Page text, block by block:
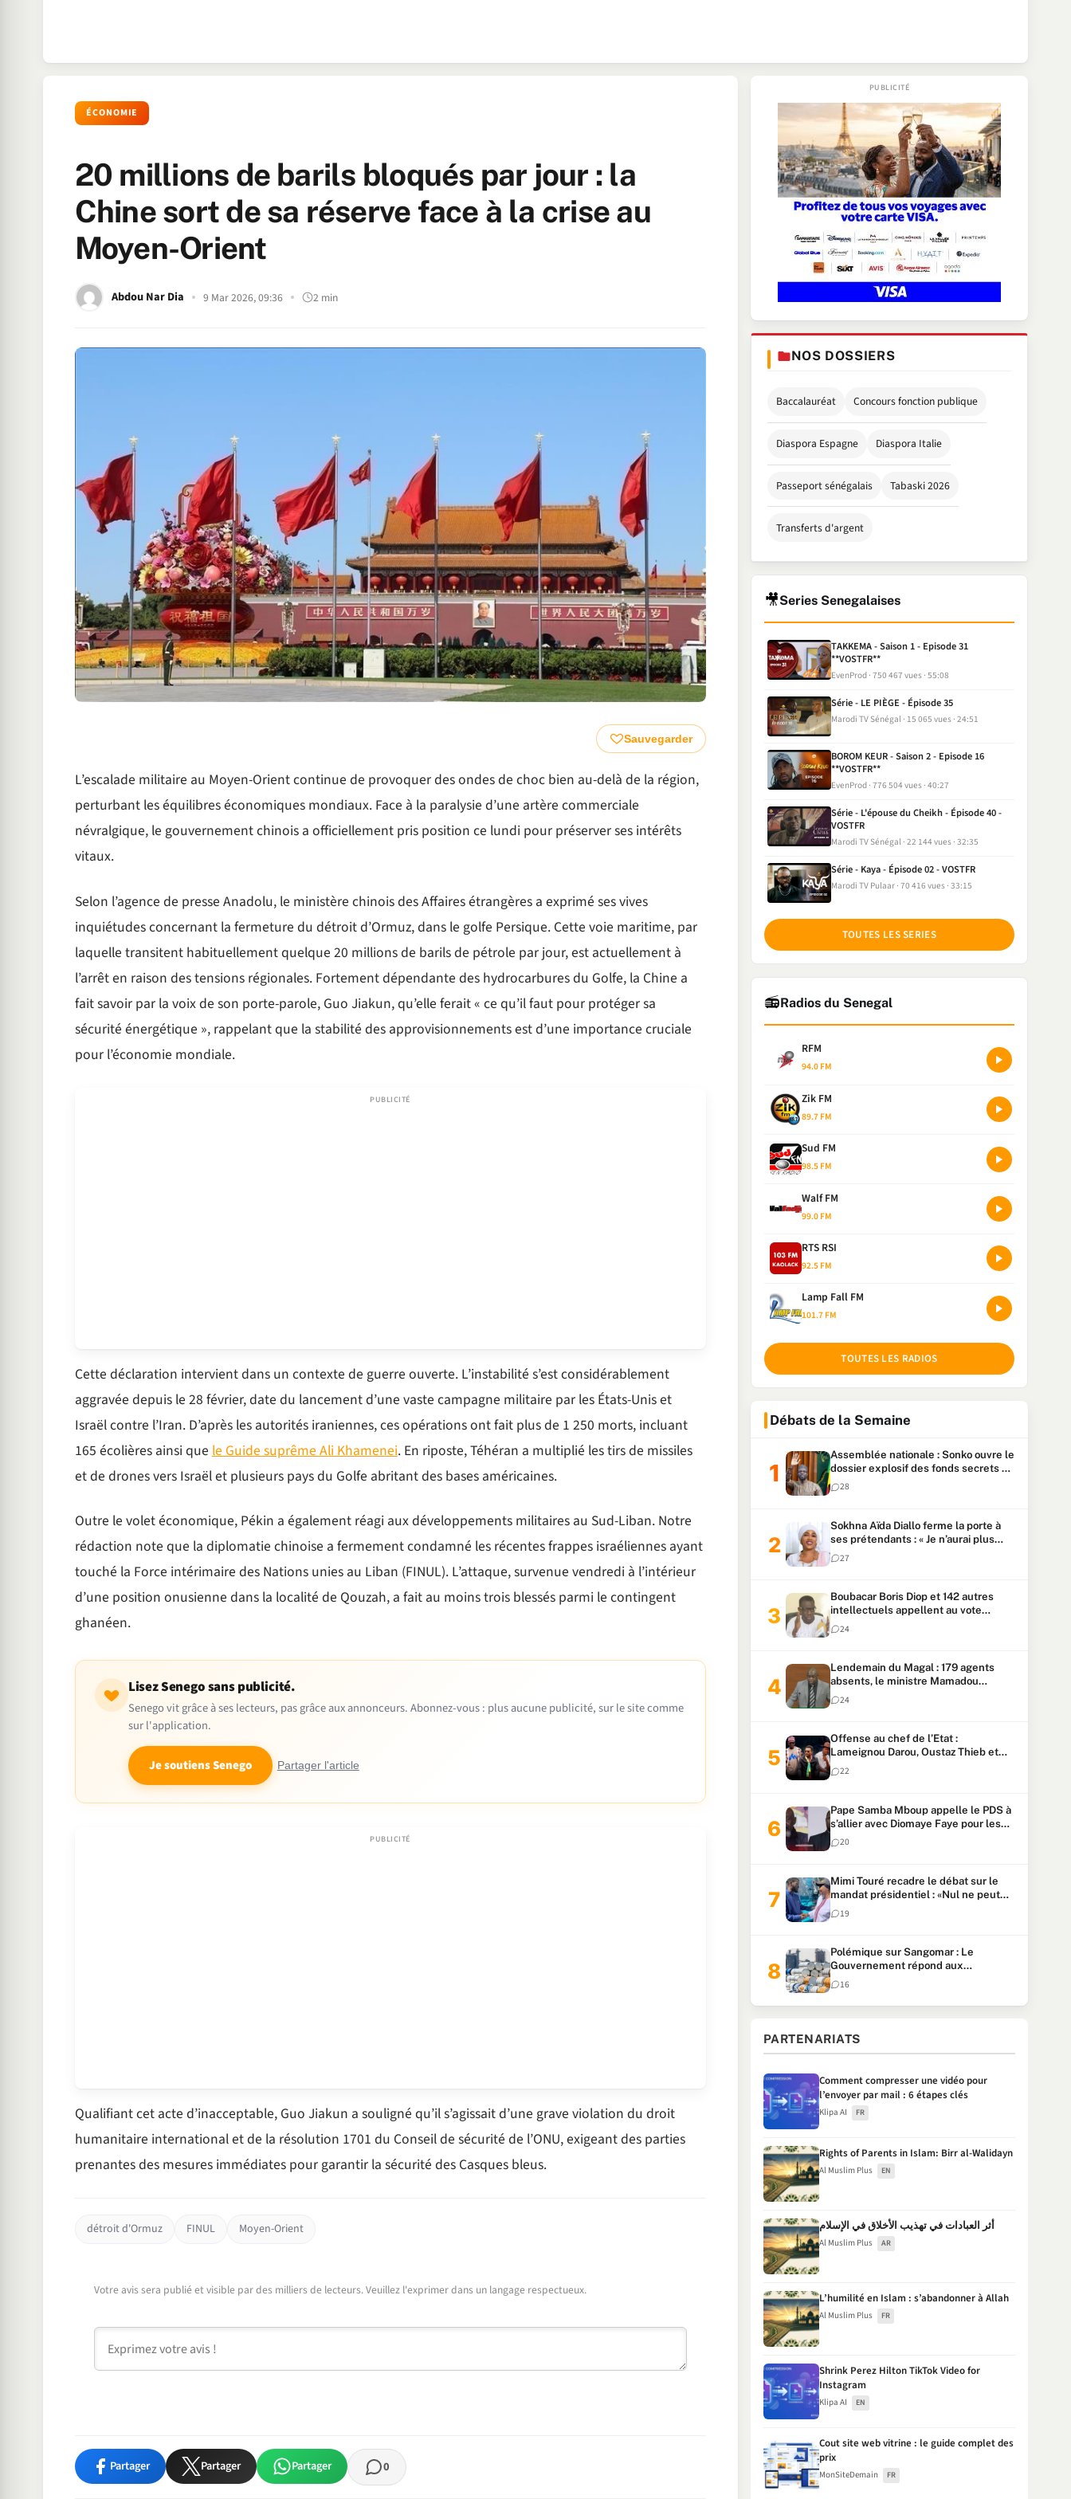
ÉCONOMIE
20 millions de barils bloqués par jour : la
Chine sort de sa réserve face à la crise au
Moyen-Orient
Abdou Nar Dia 9 Mar 2026, 09:36 2 min
Sauvegarder
L’escalade militaire au Moyen-Orient continue de provoquer des ondes de choc bien au-delà de la région,
perturbant les équilibres économiques mondiaux. Face à la paralysie d’une artère commerciale
névralgique, le gouvernement chinois a officiellement pris position ce lundi pour préserver ses intérêts
vitaux.
Selon l’agence de presse Anadolu, le ministère chinois des Affaires étrangères a exprimé ses vives
inquiétudes concernant la fermeture du détroit d’Ormuz, dans le golfe Persique. Cette voie maritime, par
laquelle transitent habituellement quelque 20 millions de barils de pétrole par jour, est actuellement à
l’arrêt en raison des tensions régionales. Fortement dépendante des hydrocarbures du Golfe, la Chine a
fait savoir par la voix de son porte-parole, Guo Jiakun, qu’elle ferait « ce qu’il faut pour protéger sa
sécurité énergétique », rappelant que la stabilité des approvisionnements est d’une importance cruciale
pour l’économie mondiale.
Cette déclaration intervient dans un contexte de guerre ouverte. L’instabilité s’est considérablement
aggravée depuis le 28 février, date du lancement d’une vaste campagne militaire par les États-Unis et
Israël contre l’Iran. D’après les autorités iraniennes, ces opérations ont fait plus de 1 250 morts, incluant
165 écolières ainsi que le Guide suprême Ali Khamenei. En riposte, Téhéran a multiplié les tirs de missiles
et de drones vers Israël et plusieurs pays du Golfe abritant des bases américaines.
Outre le volet économique, Pékin a également réagi aux développements militaires au Sud-Liban. Notre
rédaction note que la diplomatie chinoise a fermement condamné les récentes frappes israéliennes ayant
touché la Force intérimaire des Nations unies au Liban (FINUL). L’attaque, survenue vendredi à l’intérieur
d’une position onusienne dans la localité de Qouzah, a fait au moins trois blessés parmi le contingent
ghanéen.
Lisez Senego sans publicité.
Senego vit grâce à ses lecteurs, pas grâce aux annonceurs. Abonnez-vous : plus aucune publicité, sur le site comme
sur l'application.
Je soutiens Senego Partager l'article
Qualifiant cet acte d’inacceptable, Guo Jiakun a souligné qu’il s’agissait d’une grave violation du droit
humanitaire international et de la résolution 1701 du Conseil de sécurité de l’ONU, exigeant des parties
prenantes des mesures immédiates pour garantir la sécurité des Casques bleus.
détroit d'Ormuz FINUL Moyen-Orient
Votre avis sera publié et visible par des milliers de lecteurs. Veuillez l'exprimer dans un langage respectueux.
Partager Partager Partager 0
NOS DOSSIERS
Baccalauréat Concours fonction publique
Diaspora Espagne Diaspora Italie
Passeport sénégalais Tabaski 2026
Transferts d'argent
🎥Series Senegalaises
TAKKEMA - Saison 1 - Episode 31
**VOSTFR**
EvenProd 750 467 vues 55:08
Série - LE PIÈGE - Épisode 35
Marodi TV Sénégal 15 065 vues 24:51
BOROM KEUR - Saison 2 - Episode 16
**VOSTFR**
EvenProd 776 504 vues 40:27
Série - L'épouse du Cheikh - Épisode 40 -
VOSTFR
Marodi TV Sénégal 22 144 vues 32:35
Série - Kaya - Épisode 02 - VOSTFR
Marodi TV Pulaar 70 416 vues 33:15
TOUTES LES SERIES
📻Radios du Senegal
RFM
94.0 FM
Zik FM
89.7 FM
Sud FM
98.5 FM
Walf FM
99.0 FM
RTS RSI
92.5 FM
Lamp Fall FM
101.7 FM
TOUTES LES RADIOS
Débats de la Semaine
Assemblée nationale : Sonko ouvre le
dossier explosif des fonds secrets et
du patrimoine présidentiel
28
Sokhna Aïda Diallo ferme la porte à
ses prétendants : « Je n’aurai plus
jamais un autre mari »
27
Boubacar Boris Diop et 142 autres
intellectuels appellent au vote
urgent de la révision
constitutionnelle
24
Lendemain du Magal : 179 agents
absents, le ministre Mamadou
Lamine Dianté exige des explications
24
Offense au chef de l’Etat :
Lameignou Darou, Oustaz Thieb et
Ndiaye Touba lourdement
condamnés
22
Pape Samba Mboup appelle le PDS à
s’allier avec Diomaye Faye pour les
locales et tacle Sonko
20
Mimi Touré recadre le débat sur le
mandat présidentiel : «Nul ne peut
faire plus de deux mandats
consécutifs de 5 ans»
19
Polémique sur Sangomar : Le
Gouvernement répond aux
accusations et clarifie le partage des
milliards
16
PARTENARIATS
Comment compresser une vidéo pour
l’envoyer par mail : 6 étapes clés
Klipa AI FR
Rights of Parents in Islam: Birr al-Walidayn
Al Muslim Plus EN
أثر العبادات في تهذيب الأخلاق في الإسلام
Al Muslim Plus AR
L’humilité en Islam : s’abandonner à Allah
Al Muslim Plus FR
Shrink Perez Hilton TikTok Video for
Instagram
Klipa AI EN
Cout site web vitrine : le guide complet des
prix
MonSiteDemain FR